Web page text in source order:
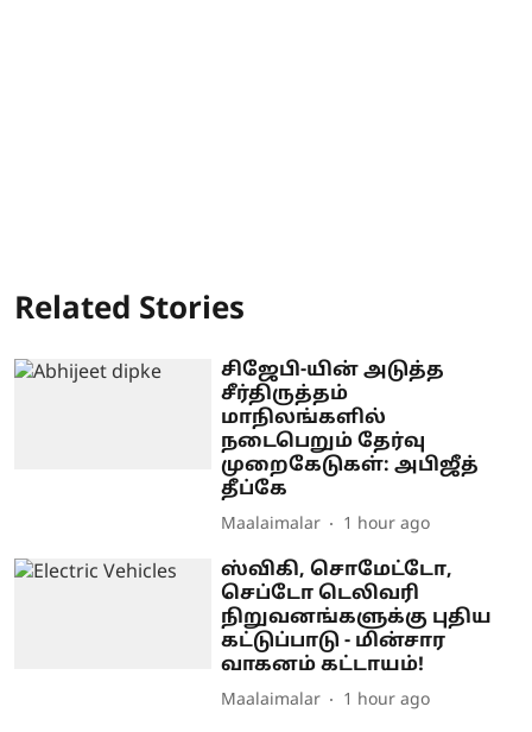
Related Stories
சிஜேபி-யின் அடுத்த
சீர்திருத்தம்
மாநிலங்களில்
நடைபெறும் தேர்வு
முறைகேடுகள்: அபிஜீத்
தீப்கே
Maalaimalar 1 hour ago
ஸ்விகி, சொமேட்டோ,
செப்டோ டெலிவரி
நிறுவனங்களுக்கு புதிய
கட்டுப்பாடு - மின்சார
வாகனம் கட்டாயம்!
Maalaimalar 1 hour ago